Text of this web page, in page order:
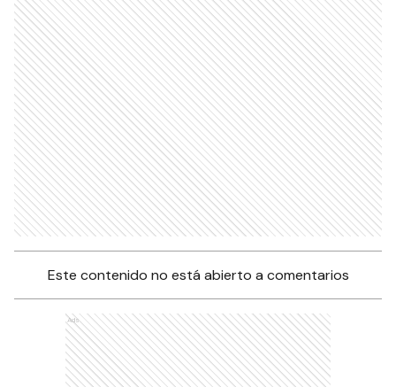
Este contenido no está abierto a comentarios
Ads